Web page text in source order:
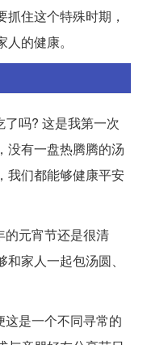
住这个特殊时期，
的健康。
吗? 这是我第一次
没有一盘热腾腾的汤
我们都能够健康平安
的元宵节还是很清
家人一起包汤圆、
是一个不同寻常的